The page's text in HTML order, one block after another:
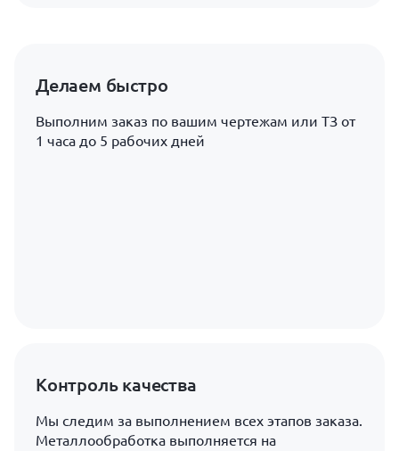
Делаем быстро
Выполним заказ по вашим чертежам или ТЗ от
1 часа до 5 рабочих дней
Контроль качества
Мы следим за выполнением всех этапов заказа.
Металлообработка выполняется на